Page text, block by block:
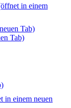
in einem
Tab)
Tab)
in einem neuen